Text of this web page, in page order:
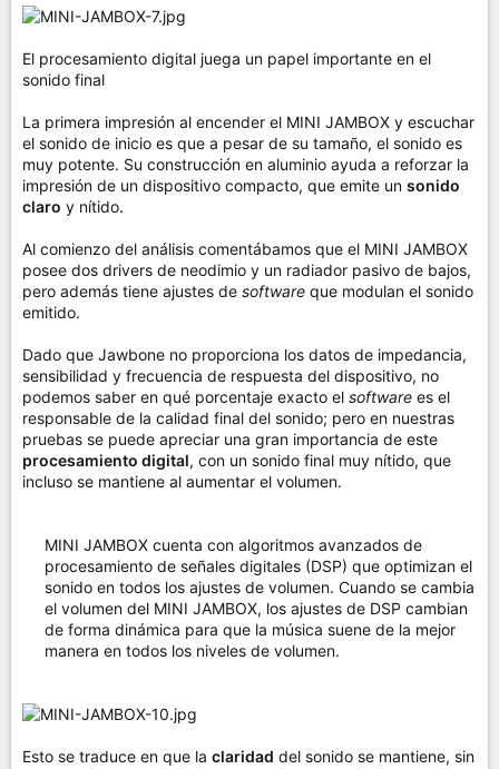
El procesamiento digital juega un papel importante en el
sonido final
La primera impresión al encender el MINI JAMBOX y escuchar
el sonido de inicio es que a pesar de su tamaño, el sonido es
muy potente. Su construcción en aluminio ayuda a reforzar la
impresión de un dispositivo compacto, que emite un sonido
claro y nítido.
Al comienzo del análisis comentábamos que el MINI JAMBOX
posee dos drivers de neodimio y un radiador pasivo de bajos,
pero además tiene ajustes de software que modulan el sonido
emitido.
Dado que Jawbone no proporciona los datos de impedancia,
sensibilidad y frecuencia de respuesta del dispositivo, no
podemos saber en qué porcentaje exacto el software es el
responsable de la calidad final del sonido; pero en nuestras
pruebas se puede apreciar una gran importancia de este
procesamiento digital, con un sonido final muy nítido, que
incluso se mantiene al aumentar el volumen.
MINI JAMBOX cuenta con algoritmos avanzados de
procesamiento de señales digitales (DSP) que optimizan el
sonido en todos los ajustes de volumen. Cuando se cambia
el volumen del MINI JAMBOX, los ajustes de DSP cambian
de forma dinámica para que la música suene de la mejor
manera en todos los niveles de volumen.
Esto se traduce en que la claridad del sonido se mantiene, sin